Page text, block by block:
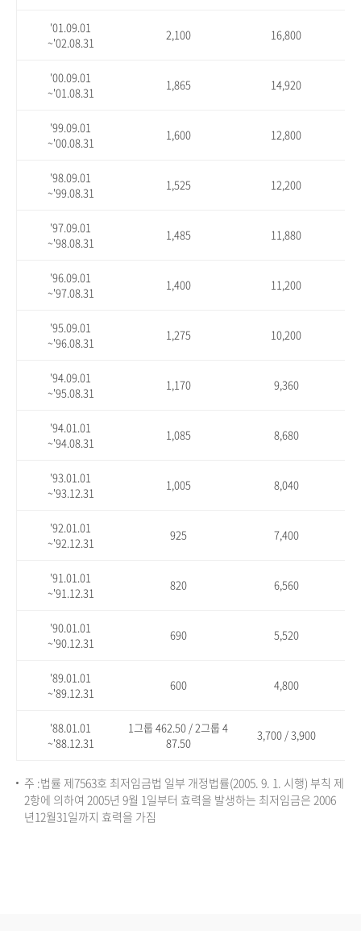
'01.09.01
~'02.08.31
2,100 16,800
'00.09.01
~'01.08.31
1,865 14,920
'99.09.01
~'00.08.31
1,600 12,800
'98.09.01
~'99.08.31
1,525 12,200
'97.09.01
~'98.08.31
1,485 11,880
'96.09.01
~'97.08.31
1,400 11,200
'95.09.01
~'96.08.31
1,275 10,200
'94.09.01
~'95.08.31
1,170 9,360
'94.01.01
~'94.08.31
1,085 8,680
'93.01.01
~'93.12.31
1,005 8,040
'92.01.01
~'92.12.31
925 7,400
'91.01.01
~'91.12.31
820 6,560
'90.01.01
~'90.12.31
690 5,520
'89.01.01
~'89.12.31
600 4,800
'88.01.01
~'88.12.31
1그룹 462.50 / 2그룹 4
87.50
3,700 / 3,900
주 :법률 제7563호 최저임금법 일부 개정법률(2005. 9. 1. 시행) 부칙 제
2항에 의하여 2005년 9월 1일부터 효력을 발생하는 최저임금은 2006
년12월31일까지 효력을 가짐